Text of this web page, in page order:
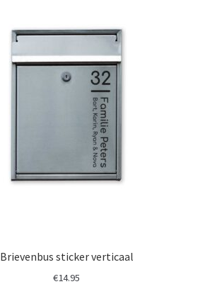
Brievenbus sticker verticaal
€14.95